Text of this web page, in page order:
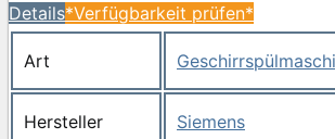
Details*Verfügbarkeit prüfen*
Art
Hersteller Siemens